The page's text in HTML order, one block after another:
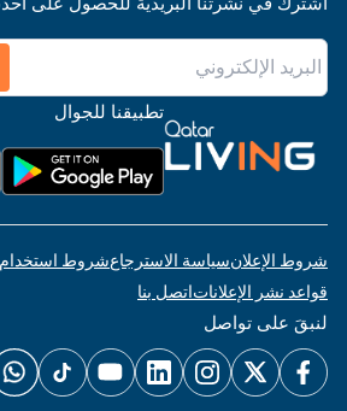
تطبيقنا للجوال
شروط الإعلانسياسة الاسترجاعشروط استخدام
قواعد نشر الإعلاناتاتصل بنا
لنبقَ على تواصل